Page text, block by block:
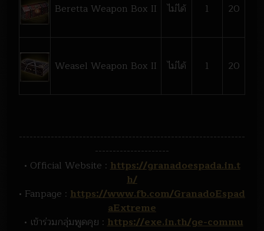
Beretta Weapon Box II ไม่ได้ 1 20
Weasel Weapon Box II ไม่ได้ 1 20
----------------------------------------------------------------
---------------------
• Official Website : https://granadoespada.in.t
h/
• Fanpage : https://www.fb.com/GranadoEspad
aExtreme
• เข้าร่วมกลุ่มพูดคุย : https://exe.in.th/ge-commu